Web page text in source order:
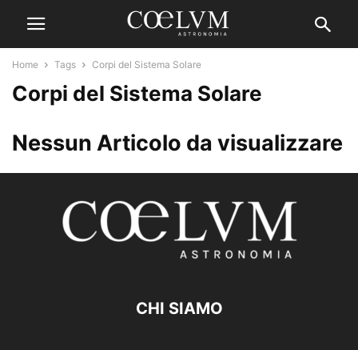
Home Tags Corpi del Sistema Solare
Corpi del Sistema Solare
Nessun Articolo da visualizzare
CHI SIAMO